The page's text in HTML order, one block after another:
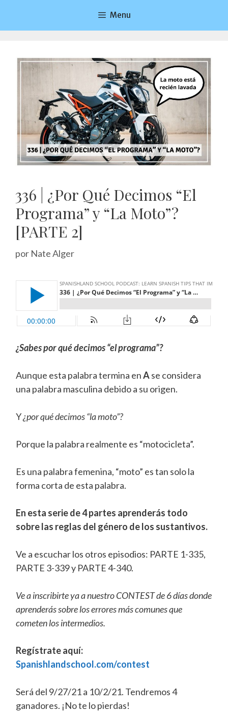
contenido
Menu
336 | ¿Por Qué Decimos “El
Programa” y “La Moto”?
[PARTE 2]
por Nate Alger
¿Sabes por qué decimos “el programa”?
Aunque esta palabra termina enAse considera
una palabra masculina debido a su origen.
Y¿por qué decimos “la moto”?
Porque la palabra realmente es “motocicleta”.
Es una palabra femenina, “moto” es tan solo la
forma corta de esta palabra.
En esta serie de 4 partes aprenderás todo
sobre las reglas del género de los sustantivos.
Ve a escuchar los otros episodios: PARTE 1-335,
PARTE 3-339 y PARTE 4-340.
Ve a inscribirte ya a nuestro CONTEST de 6 días donde
aprenderás sobre los errores más comunes que
cometen los intermedios.
Regístrate aquí:
Spanishlandschool.com/contest
Será del 9/27/21 a 10/2/21. Tendremos 4
ganadores. ¡No te lo pierdas!